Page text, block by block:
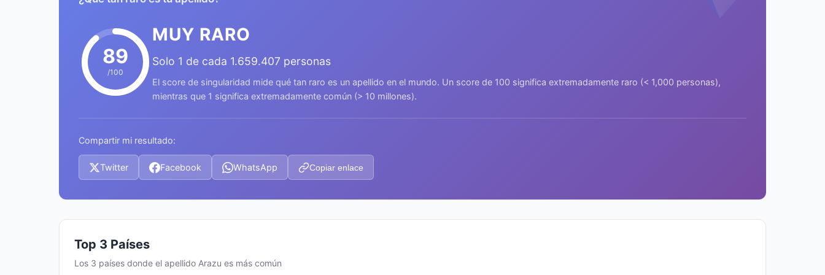
89
/100
MUY RARO
Solo 1 de cada 1.659.407 personas
El score de singularidad mide qué tan raro es un apellido en el mundo. Un score de 100 significa extremadamente raro (< 1,000 personas),
mientras que 1 significa extremadamente común (> 10 millones).
Compartir mi resultado:
Twitter Facebook WhatsApp Copiar enlace
Top 3 Países
Los 3 países donde el apellido Arazu es más común